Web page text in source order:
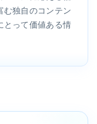
む独自のコンテン
とって価値ある情